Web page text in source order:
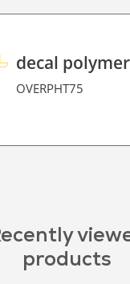
OVERPHT75
products